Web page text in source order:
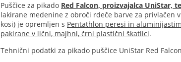
Puščice za pikado Red Falcon, proizvajalca UniStar,
lakirane medenine z obroči rdeče barve za privlačen
kosi) je opremljen s Pentathlon peresi in
pakirane v lični, majhni, črni plastični škatlici.
Tehnični podatki za pikado puščice UniStar Red